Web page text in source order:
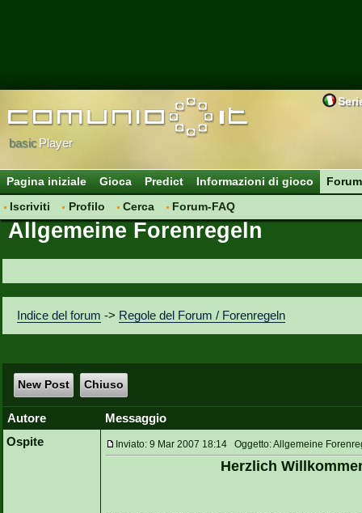
basicPlayer
Pagina iniziale Gioca Predict Informazioni di gioco
Forum
Iscriviti
Profilo Cerca Forum-FAQ
Allgemeine Forenregeln
Indice del forum -> Regole del Forum / Forenregeln
New Post Chiuso
Autore
Messaggio
Ospite
Inviato: 9 Mar 2007 18:14 Oggetto: Allgemeine
Herzlich